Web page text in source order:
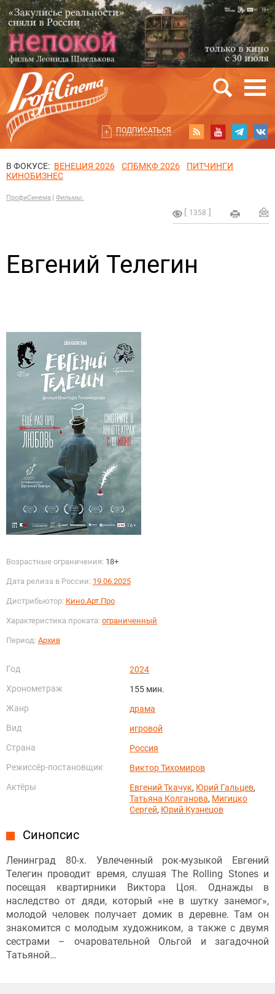
ПОДПИСАТЬСЯ
В ФОКУСЕ: ВЕНЕЦИЯ 2026 СПБМКФ 2026
ПИТЧИНГИ
КИНОБИЗНЕС
ПрофиСинема Фильмы.
1358
Евгений Телегин
Возрастные ограничения: 18+
Дата релиза в России: 19.06.2025
Дистрибьютор: Кино.Арт.Про
Характеристика проката: ограниченный
Период: Архив
Год
2024
Хронометраж
155 мин.
Жанр
драма
Вид
игровой
Страна
Россия
Режиссёр-постановщик
Виктор Тихомиров
Актёры
Евгений Ткачук, Юрий Гальцев,
Татьяна Колганова, Мигицко
Сергей, Юрий Кузнецов
Синопсис
Ленинград 80-х. Увлеченный рок-музыкой Евгений
Телегин проводит время, слушая The Rolling Stones и
посещая квартирники Виктора Цоя. Однажды в
наследство от дяди, который «не в шутку занемог»,
молодой человек получает домик в деревне. Там он
знакомится с молодым художником, а также с двумя
сестрами – очаровательной Ольгой и загадочной
Татьяной…